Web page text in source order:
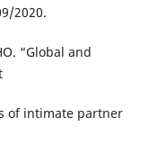
2020.
“Global and
of intimate partner